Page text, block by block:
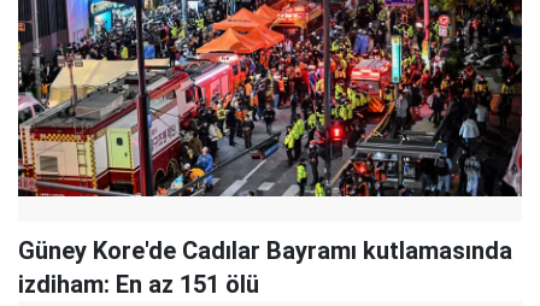
Güney Kore'de Cadılar Bayramı kutlamasında
izdiham: En az 151 ölü